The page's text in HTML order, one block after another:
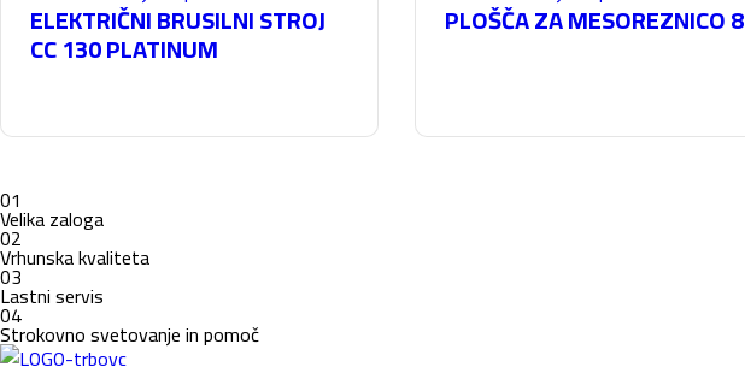
ELEKTRIČNI BRUSILNI STROJ
CC 130 PLATINUM
PLOŠČA ZA MESOREZNICO 8
01
Velika zaloga
02
Vrhunska kvaliteta
03
Lastni servis
04
Strokovno svetovanje in pomoč